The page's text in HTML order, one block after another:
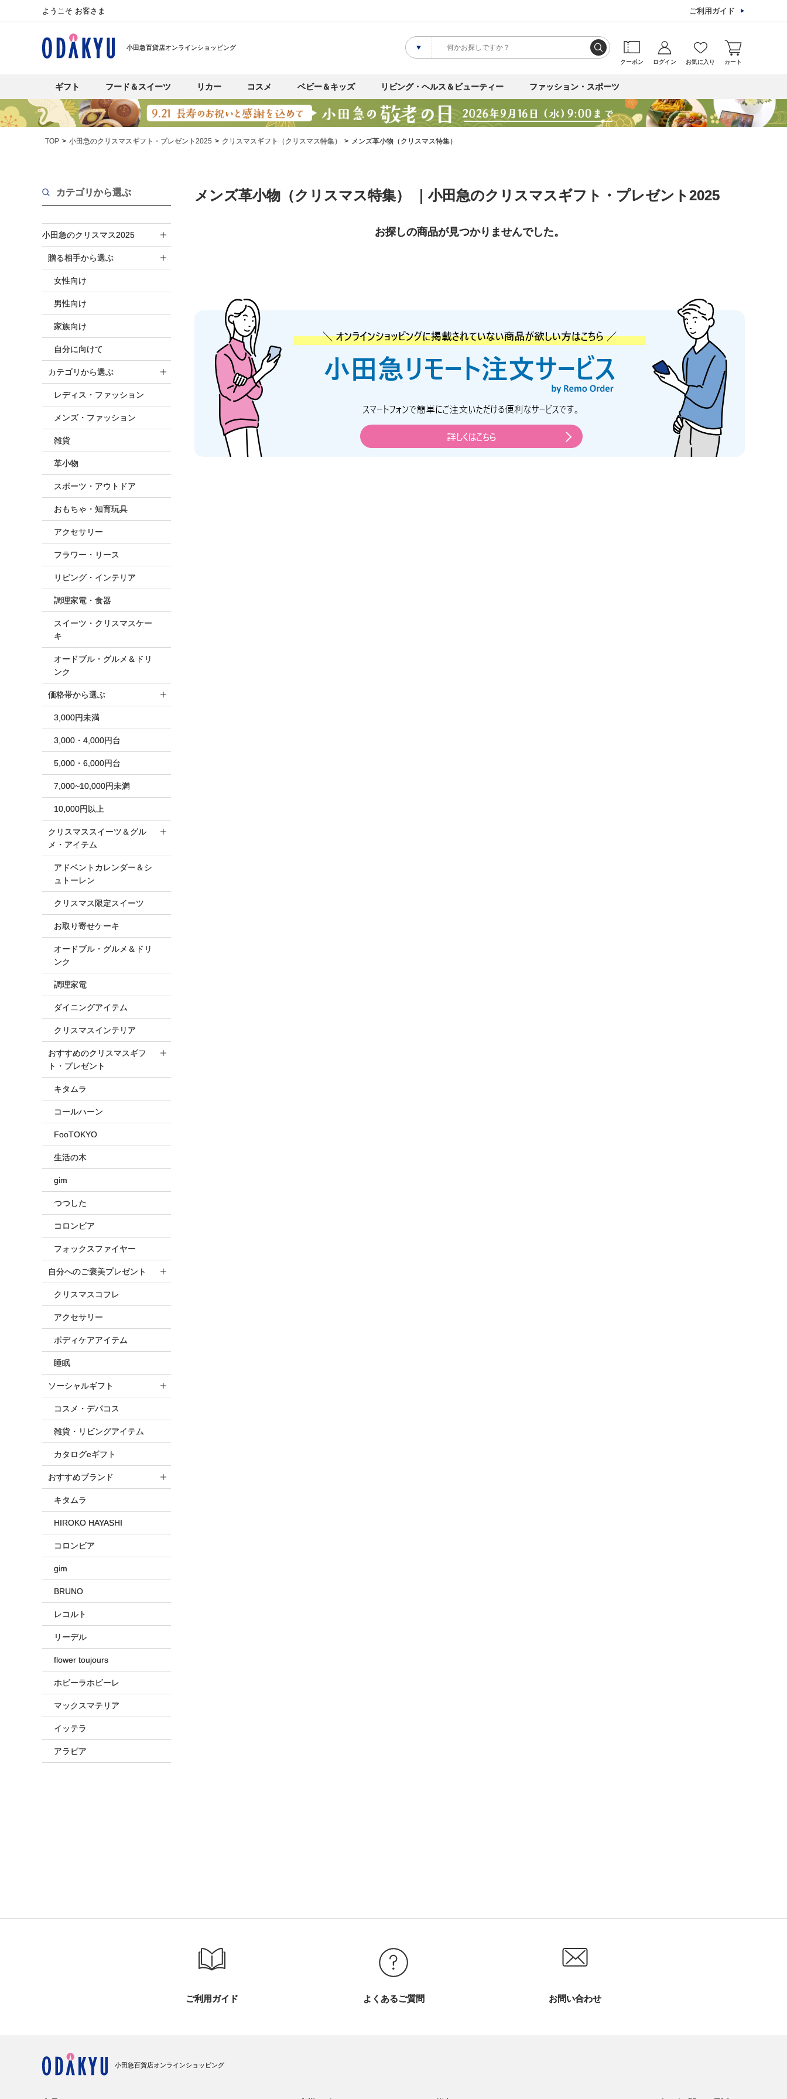
ようこそ お客さま ご利用ガイド
小田急百貨店オンラインショッピング
クーポン ログイン お気に入り カート
ギフト フード＆スイーツ リカー コスメ ベビー＆キッズ リビング・ヘルス＆ビューティー ファッション・スポーツ
TOP 小田急のクリスマスギフト・プレゼント2025 クリスマスギフト（クリスマス特集） メンズ革小物（クリスマス特集）
カテゴリから選ぶ
小田急のクリスマス2025
贈る相手から選ぶ
女性向け
男性向け
家族向け
自分に向けて
カテゴリから選ぶ
レディス・ファッション
メンズ・ファッション
雑貨
革小物
スポーツ・アウトドア
おもちゃ・知育玩具
アクセサリー
フラワー・リース
リビング・インテリア
調理家電・食器
スイーツ・クリスマスケー
キ
オードブル・グルメ＆ドリ
ンク
価格帯から選ぶ
3,000円未満
3,000・4,000円台
5,000・6,000円台
7,000~10,000円未満
10,000円以上
クリスマススイーツ＆グル
メ・アイテム
アドベントカレンダー＆シ
ュトーレン
クリスマス限定スイーツ
お取り寄せケーキ
オードブル・グルメ＆ドリ
ンク
調理家電
ダイニングアイテム
クリスマスインテリア
おすすめのクリスマスギフ
ト・プレゼント
キタムラ
コールハーン
FooTOKYO
生活の木
gim
つつした
コロンビア
フォックスファイヤー
自分へのご褒美プレゼント
クリスマスコフレ
アクセサリー
ボディケアアイテム
睡眠
ソーシャルギフト
コスメ・デパコス
雑貨・リビングアイテム
カタログeギフト
おすすめブランド
キタムラ
HIROKO HAYASHI
コロンビア
gim
BRUNO
レコルト
リーデル
flower toujours
ホビーラホビーレ
マックスマテリア
イッテラ
アラビア
メンズ革小物（クリスマス特集） ｜小田急のクリスマスギフト・プレゼント2025
お探しの商品が見つかりませんでした。
ご利用ガイド よくあるご質問 お問い合わせ
小田急百貨店オンラインショッピング